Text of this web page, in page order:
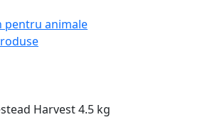
pentru animale
Harvest 4.5 kg